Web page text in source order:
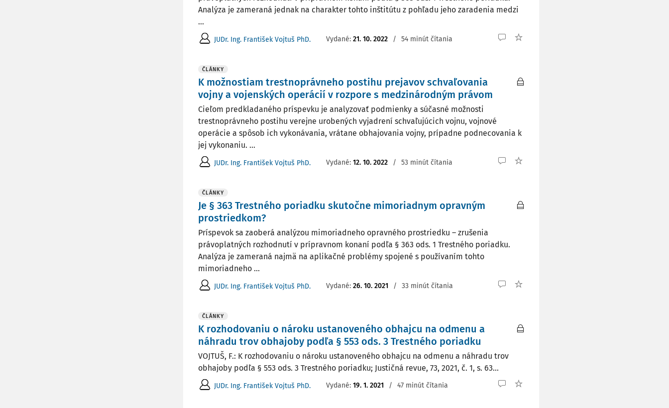
Analýza je zameraná jednak na charakter tohto inštitútu z pohľadu jeho zaradenia medzi
...
JUDr. Ing. František Vojtuš PhD. Vydané: 21. 10. 2022 / 54 minút čítania
ČLÁNKY
K možnostiam trestnoprávneho postihu prejavov schvaľovania
vojny a vojenských operácií v rozpore s medzinárodným právom
Cieľom predkladaného príspevku je analyzovať podmienky a súčasné možnosti
trestnoprávneho postihu verejne urobených vyjadrení schvaľujúcich vojnu, vojnové
operácie a spôsob ich vykonávania, vrátane obhajovania vojny, prípadne podnecovania k
jej vykonaniu. ...
JUDr. Ing. František Vojtuš PhD. Vydané: 12. 10. 2022 / 53 minút čítania
ČLÁNKY
Je § 363 Trestného poriadku skutočne mimoriadnym opravným
prostriedkom?
Príspevok sa zaoberá analýzou mimoriadneho opravného prostriedku – zrušenia
právoplatných rozhodnutí v prípravnom konaní podľa § 363 ods. 1 Trestného poriadku.
Analýza je zameraná najmä na aplikačné problémy spojené s používaním tohto
mimoriadneho ...
JUDr. Ing. František Vojtuš PhD. Vydané: 26. 10. 2021 / 33 minút čítania
ČLÁNKY
K rozhodovaniu o nároku ustanoveného obhajcu na odmenu a
náhradu trov obhajoby podľa § 553 ods. 3 Trestného poriadku
VOJTUŠ, F.: K rozhodovaniu o nároku ustanoveného obhajcu na odmenu a náhradu trov
obhajoby podľa § 553 ods. 3 Trestného poriadku; Justičná revue, 73, 2021, č. 1, s. 63...
JUDr. Ing. František Vojtuš PhD. Vydané: 19. 1. 2021 / 47 minút čítania